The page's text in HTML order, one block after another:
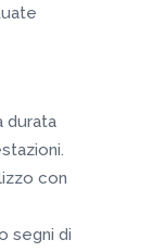
durata
con
segni di